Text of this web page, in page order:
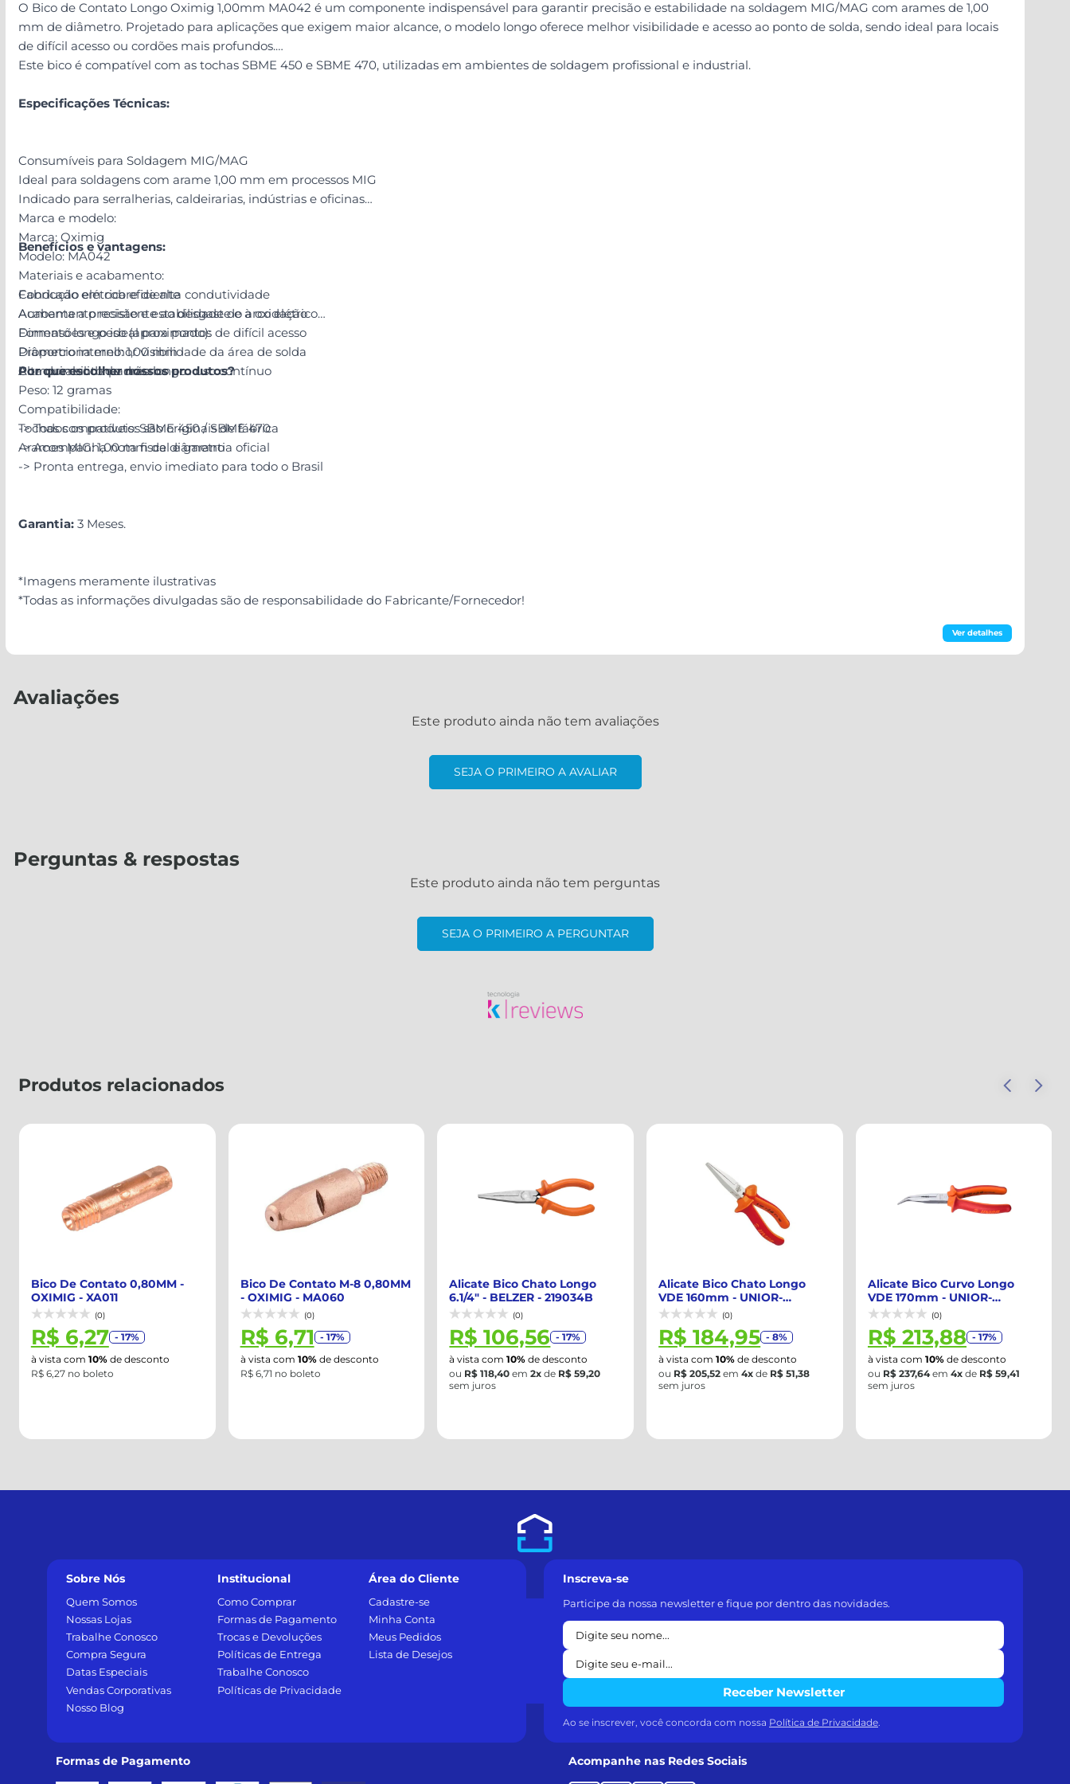
Ver detalhes
O Bico de Contato Longo Oximig 1,00mm MA042 é um componente indispensável para garantir precisão e estabilidade na soldagem MIG/MAG com arames de 1,00
mm de diâmetro. Projetado para aplicações que exigem maior alcance, o modelo longo oferece melhor visibilidade e acesso ao ponto de solda, sendo ideal para locais
de difícil acesso ou cordões mais profundos.
Este bico é compatível com as tochas SBME 450 e SBME 470, utilizadas em ambientes de soldagem profissional e industrial.
Especificações Técnicas:
Consumíveis para Soldagem MIG/MAG
Ideal para soldagens com arame 1,00 mm em processos MIG
Indicado para serralherias, caldeirarias, indústrias e oficinas
Marca e modelo:
Marca: Oximig
Modelo: MA042
Materiais e acabamento:
Fabricado em cobre de alta condutividade
Acabamento resistente ao desgaste e à oxidação
Dimensões e peso (aproximado):
Diâmetro interno: 1,00 mm
Comprimento: padrão longo
Peso: 12 gramas
Compatibilidade:
Tochas compatíveis: SBME 450 / SBME 470
Arames MIG: 1,00 mm de diâmetro
Benefícios e vantagens:
Condução elétrica eficiente
Aumenta a precisão e estabilidade do arco elétrico
Formato longo ideal para pontos de difícil acesso
Proporciona melhor visibilidade da área de solda
Alta durabilidade mesmo em uso contínuo
Por que escolher nossos produtos?
-> Todos os produtos são originais de fábrica
-> Acompanha nota fiscal e garantia oficial
-> Pronta entrega, envio imediato para todo o Brasil
Garantia: 3 Meses.
*Imagens meramente ilustrativas
*Todas as informações divulgadas são de responsabilidade do Fabricante/Fornecedor!
Avaliações
Este produto ainda não tem avaliações
SEJA O PRIMEIRO A AVALIAR
Perguntas & respostas
Este produto ainda não tem perguntas
SEJA O PRIMEIRO A PERGUNTAR
Produtos relacionados
Bico De Contato 0,80MM -
OXIMIG - XA011
(0)
R$ 6,27 - 17%
à vista com 10%de desconto
R$ 6,27 no boleto
Bico De Contato M-8 0,80MM
- OXIMIG - MA060
(0)
R$ 6,71 - 17%
à vista com 10%de desconto
R$ 6,71 no boleto
Alicate Bico Chato Longo
6.1/4" - BELZER - 219034B
(0)
R$ 106,56 - 17%
à vista com10% de desconto
ou R$ 118,40 em2x de R$ 59,20
sem juros
Alicate Bico Chato Longo
VDE 160mm - UNIOR-
610430BR
(0)
R$ 184,95 - 8%
à vista com10% de desconto
ou R$ 205,52 em4x de R$ 51,38
sem juros
Alicate Bico Curvo Longo
VDE 170mm - UNIOR-
610438BR
(0)
R$ 213,88 - 17%
à vista com 10%de desconto
ou R$ 237,64em 4xde R$ 59,41
sem juros
Sobre Nós
Quem Somos
Nossas Lojas
Trabalhe Conosco
Compra Segura
Datas Especiais
Vendas Corporativas
Nosso Blog
Institucional
Como Comprar
Formas de Pagamento
Trocas e Devoluções
Políticas de Entrega
Trabalhe Conosco
Políticas de Privacidade
Área do Cliente
Cadastre-se
Minha Conta
Meus Pedidos
Lista de Desejos
Inscreva-se
Participe da nossa newsletter e fique por dentro das novidades.
Receber Newsletter
Ao se inscrever, você concorda com nossa Política de Privacidade
Formas de Pagamento Acompanhe nas Redes Sociais